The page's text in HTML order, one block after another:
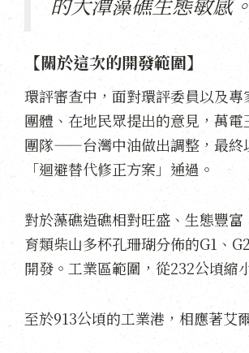
【關於這次的開發範圍】
環評審查中，面對環評委員以及專
團體、在地民眾提出的意見，萬電
團隊——台灣中油做出調整，最終
「迴避替代修正方案」通過。
對於藻礁造礁相對旺盛、生態豐
育類柴山多杯孔珊瑚分佈的G1、
開發。工業區範圍，從232公頃縮
至於913公頃的工業港，相應著艾